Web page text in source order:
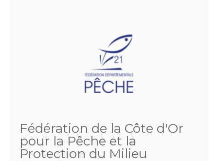
Fédération de la Côte d'Or
pour la Pêche et la
Protection du Milieu